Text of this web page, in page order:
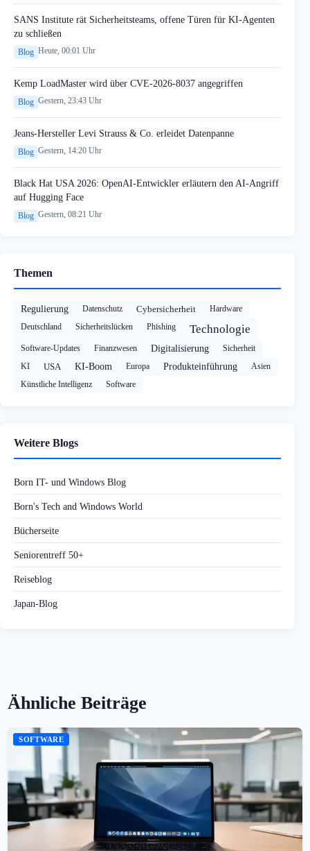
SANS Institute rät Sicherheitsteams, offene Türen für KI-Agenten
zu schließen
Blog Heute, 00:01 Uhr
Kemp LoadMaster wird über CVE-2026-8037 angegriffen
Blog Gestern, 23:43 Uhr
Jeans-Hersteller Levi Strauss & Co. erleidet Datenpanne
Blog Gestern, 14:20 Uhr
Black Hat USA 2026: OpenAI-Entwickler erläutern den AI-Angriff
auf Hugging Face
Blog Gestern, 08:21 Uhr
Themen
Regulierung Datenschutz Cybersicherheit
Hardware
Deutschland
Sicherheitslücken Phishing Technologie
Software-Updates Finanzwesen Digitalisierung
Sicherheit
KI
USA KI-Boom Europa Produkteinführung
Asien
Künstliche Intelligenz
Software
Weitere Blogs
Born IT- und Windows Blog
Born's Tech and Windows World
Bücherseite
Seniorentreff 50+
Reiseblog
Japan-Blog
Ähnliche Beiträge
SOFTWARE